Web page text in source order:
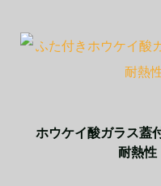
ホウケイ酸ガラス蓋
耐熱性